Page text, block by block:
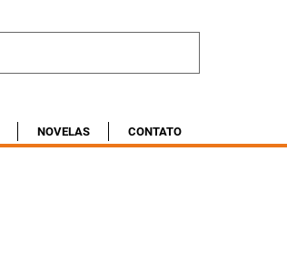
NOVELAS CONTATO